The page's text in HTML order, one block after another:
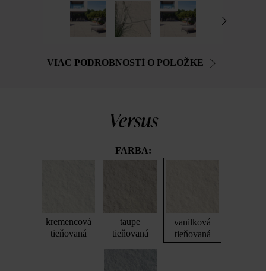
VIAC PODROBNOSTÍ O POLOŽKE
Versus
FARBA:
kremencová
tieňovaná
taupe
tieňovaná
vanilková
tieňovaná